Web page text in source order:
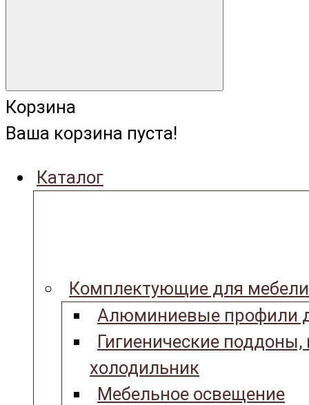
Корзина
Ваша корзина пуста!
Каталог
Комплектующие для мебели
Алюминиевые профили
Гигиенические
холодильник
Мебельное освещение